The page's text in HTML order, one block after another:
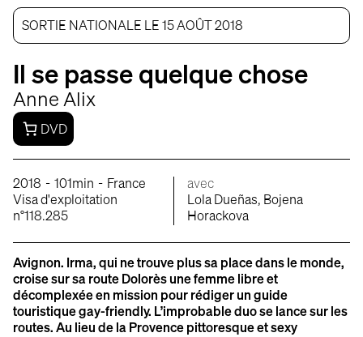
SORTIE NATIONALE LE 15 AOÛT 2018
Il se passe quelque chose
Anne Alix
DVD
2018 - 101min - France
Visa d'exploitation
n°118.285
avec
Lola Dueñas, Bojena
Horackova
Avignon. Irma, qui ne trouve plus sa place dans le monde,
croise sur sa route Dolorès une femme libre et
décomplexée en mission pour rédiger un guide
touristique gay-friendly. L’improbable duo se lance sur les
routes. Au lieu de la Provence pittoresque et sexy